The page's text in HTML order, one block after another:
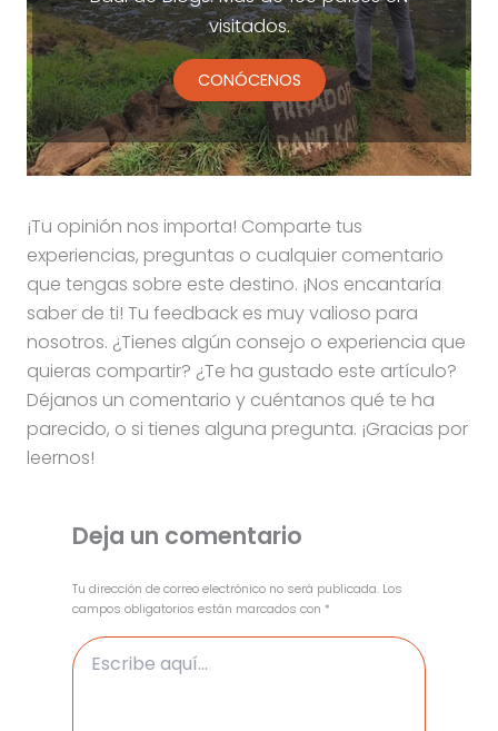
visitados.
CONÓCENOS
¡Tu opinión nos importa! Comparte tus
experiencias, preguntas o cualquier comentario
que tengas sobre este destino. ¡Nos encantaría
saber de ti! Tu feedback es muy valioso para
nosotros. ¿Tienes algún consejo o experiencia que
quieras compartir? ¿Te ha gustado este artículo?
Déjanos un comentario y cuéntanos qué te ha
parecido, o si tienes alguna pregunta. ¡Gracias por
leernos!
Deja un comentario
Tu dirección de correo electrónico no será publicada. Los
campos obligatorios están marcados con *
Escribe
aquí...